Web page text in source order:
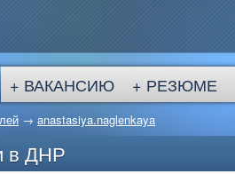
+ ВАКАНСИЮ + РЕЗЮМЕ
→ anastasiya.naglenkaya
в ДНР